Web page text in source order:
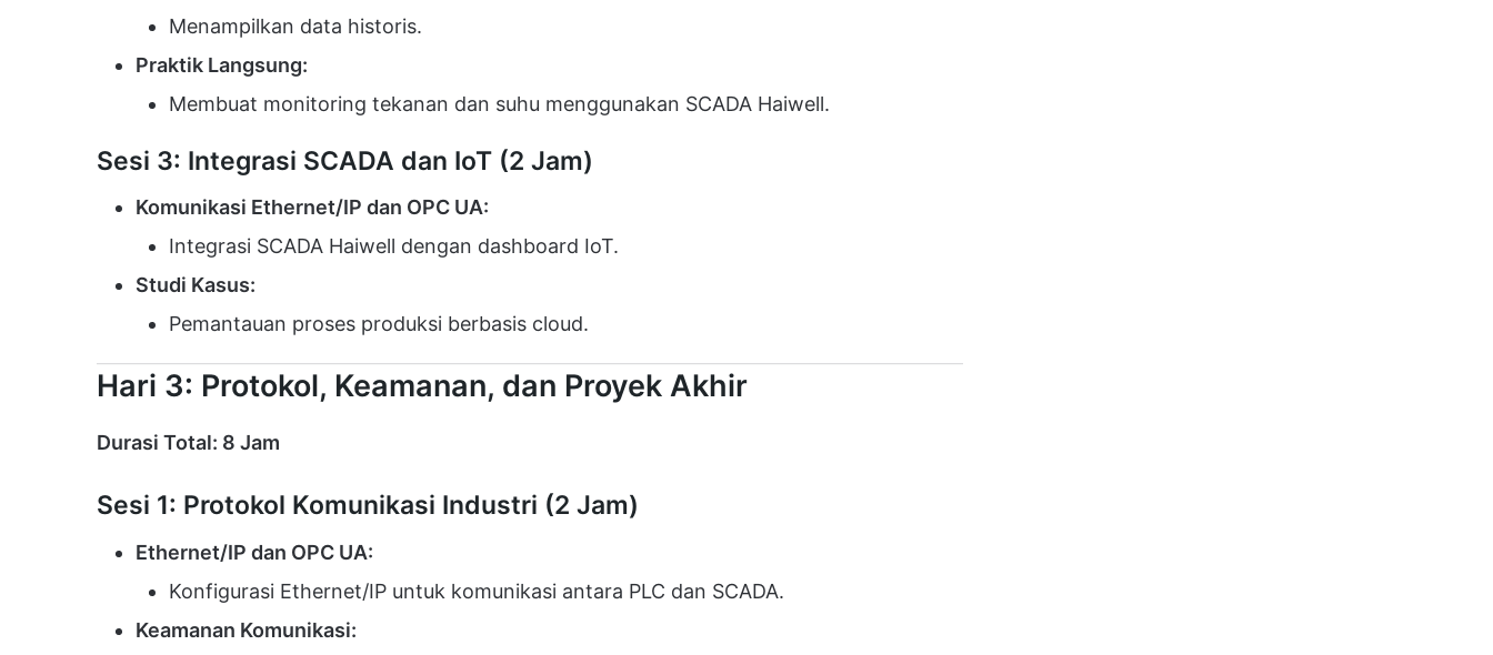
Menampilkan data historis.
Praktik Langsung:
Membuat monitoring tekanan dan suhu menggunakan SCADA Haiwell.
Sesi 3: Integrasi SCADA dan IoT (2 Jam)
Komunikasi Ethernet/IP dan OPC UA:
Integrasi SCADA Haiwell dengan dashboard IoT.
Studi Kasus:
Pemantauan proses produksi berbasis cloud.
Hari 3: Protokol, Keamanan, dan Proyek Akhir
Durasi Total: 8 Jam
Sesi 1: Protokol Komunikasi Industri (2 Jam)
Ethernet/IP dan OPC UA:
Konfigurasi Ethernet/IP untuk komunikasi antara PLC dan SCADA.
Keamanan Komunikasi: